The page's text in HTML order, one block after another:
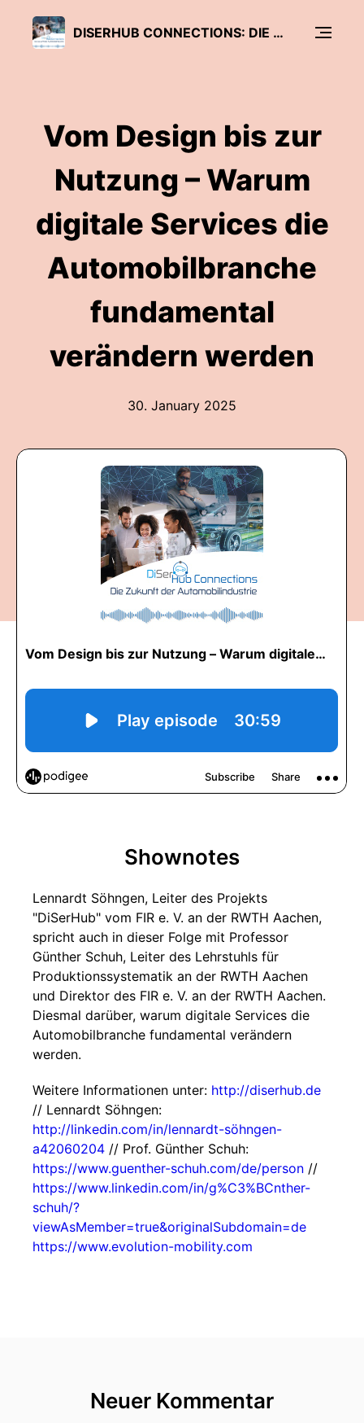
DISERHUB CONNECTIONS: DIE ZUKUNFT DER AUTOMOBILINDUSTRIE
Vom Design bis zur
Nutzung – Warum
digitale Services die
Automobilbranche
fundamental
verändern werden
30. January 2025
Shownotes
Lennardt Söhngen, Leiter des Projekts
"DiSerHub" vom FIR e. V. an der RWTH Aachen,
spricht auch in dieser Folge mit Professor
Günther Schuh, Leiter des Lehrstuhls für
Produktionssystematik an der RWTH Aachen
und Direktor des FIR e. V. an der RWTH Aachen.
Diesmal darüber, warum digitale Services die
Automobilbranche fundamental verändern
werden.
Weitere Informationen unter: http://diserhub.de
// Lennardt Söhngen:
http://linkedin.com/in/lennardt-söhngen-
a42060204 // Prof. Günther Schuh:
https://www.guenther-schuh.com/de/person //
https://www.linkedin.com/in/g%C3%BCnther-
schuh/?
viewAsMember=true&originalSubdomain=de
https://www.evolution-mobility.com
Neuer Kommentar